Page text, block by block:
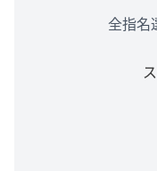
全指名